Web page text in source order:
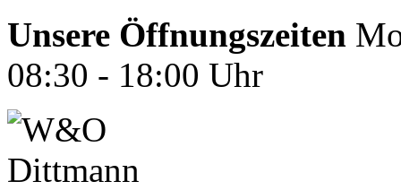
Unsere Öffnungszeiten
08:30 - 18:00 Uhr